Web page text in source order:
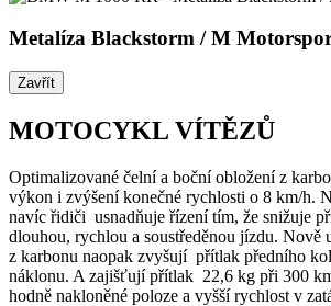
Metalíza Blackstorm / M
Zavřít
MOTOCYKL VÍTĚZŮ
Optimalizované čelní a boční obložení z
výkon i zvýšení konečné rychlosti o 8 km/h.
navíc řidiči usnadňuje řízení tím, že snižuje
dlouhou, rychlou a soustředěnou jízdu. Nově
z karbonu naopak zvyšují přítlak předního
náklonu. A zajišťují přítlak 22,6 kg při 300
hodně nakloněné poloze a vyšší rychlost v